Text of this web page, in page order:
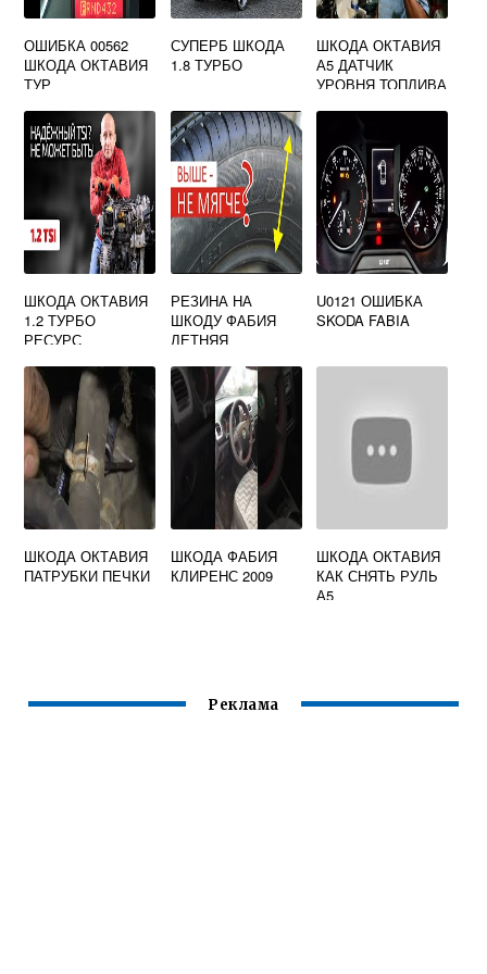
ОШИБКА 00562
ШКОДА ОКТАВИЯ
ТУР
СУПЕРБ ШКОДА
1.8 ТУРБО
ШКОДА ОКТАВИЯ
А5 ДАТЧИК
УРОВНЯ ТОПЛИВА
ШКОДА ОКТАВИЯ
1.2 ТУРБО
РЕСУРС
РЕЗИНА НА
ШКОДУ ФАБИЯ
ЛЕТНЯЯ
U0121 ОШИБКА
SKODA FABIA
ШКОДА ОКТАВИЯ
ПАТРУБКИ ПЕЧКИ
ШКОДА ФАБИЯ
КЛИРЕНС 2009
ШКОДА ОКТАВИЯ
КАК СНЯТЬ РУЛЬ
А5
Реклама